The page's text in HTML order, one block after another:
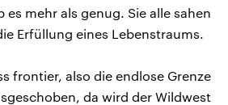
mehr als genug. Sie alle sahen
Erfüllung eines Lebenstraums.
frontier, also die endlose Grenze
da wird der Wildwest